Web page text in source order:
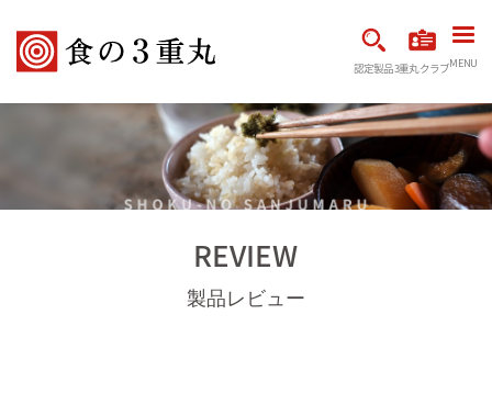
認定製品3重丸クラブMENU
REVIEW
製品レビュー